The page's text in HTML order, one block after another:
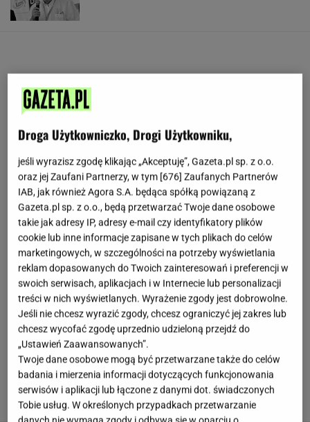
Niewielu wie, że Polk jest ojczymem posłanki
KO. Kłócą się o politykę?
Ciągnie cię do niedostępnych osób?
Psychologia mówi o powodach
Droga Użytkowniczko, Drogi Użytkowniku,
jeśli wyrazisz zgodę klikając „Akceptuję”, Gazeta.pl sp. z o.o.
oraz jej Zaufani Partnerzy, w tym [676] Zaufanych Partnerów
IAB, jak również Agora S.A. będąca spółką powiązaną z
Gazeta.pl sp. z o.o., będą przetwarzać Twoje dane osobowe
takie jak adresy IP, adresy e-mail czy identyfikatory plików
cookie lub inne informacje zapisane w tych plikach do celów
marketingowych, w szczególności na potrzeby wyświetlania
reklam dopasowanych do Twoich zainteresowań i preferencji w
swoich serwisach, aplikacjach i w Internecie lub personalizacji
treści w nich wyświetlanych. Wyrażenie zgody jest dobrowolne.
Jeśli nie chcesz wyrazić zgody, chcesz ograniczyć jej zakres lub
chcesz wycofać zgodę uprzednio udzieloną przejdź do
„Ustawień Zaawansowanych”.
Twoje dane osobowe mogą być przetwarzane także do celów
badania i mierzenia informacji dotyczących funkcjonowania
serwisów i aplikacji lub łączone z danymi dot. świadczonych
Tobie usług. W określonych przypadkach przetwarzanie